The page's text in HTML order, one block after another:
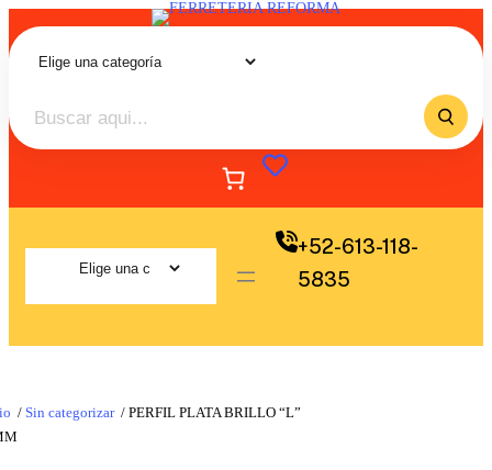
+52-613-118-
5835
/ Sin categorizar / PERFIL PLATA BRILLO “L”